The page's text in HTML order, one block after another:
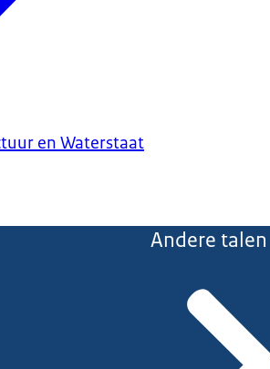
en Waterstaat
Andere talen